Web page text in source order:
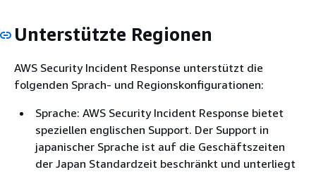
Unterstützte Regionen
AWS Security Incident Response unterstützt die
folgenden Sprach- und Regionskonfigurationen:
Sprache: AWS Security Incident Response bietet
speziellen englischen Support. Der Support in
japanischer Sprache ist auf die Geschäftszeiten
der Japan Standardzeit beschränkt und unterliegt